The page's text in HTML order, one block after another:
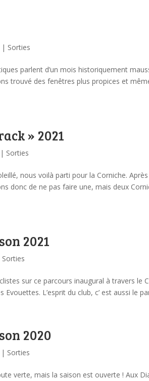
| Sorties
parlent d’un mois historiquement
trouvé des fenêtres plus propices et
» 2021
| Sorties
nous voilà parti pour la Corniche.
donc de ne pas faire une, mais deux
2021
Sorties
sur ce parcours inaugural à travers le
L’esprit du club, c’ est aussi le
2020
| Sorties
verte, mais la saison est ouverte ! Aux